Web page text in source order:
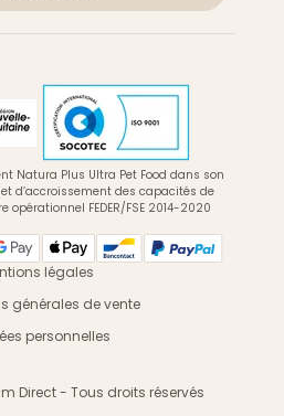
Natura Plus Ultra Pet Food dans son
d’accroissement des capacités de
FEDER/FSE 2014-2020
légales
générales de vente
personnelles
Direct - Tous droits réservés